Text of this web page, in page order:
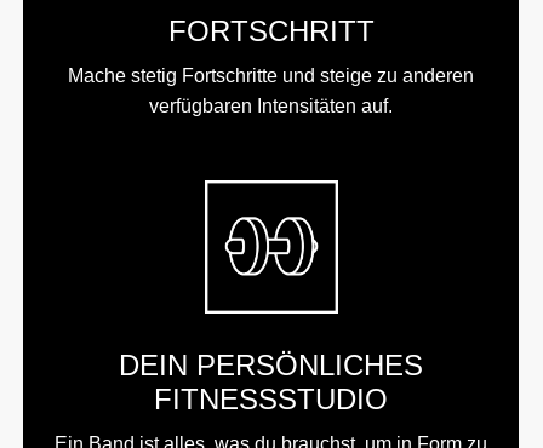
FORTSCHRITT
Mache stetig Fortschritte und steige zu anderen
verfügbaren Intensitäten auf.
DEIN PERSÖNLICHES
FITNESSSTUDIO